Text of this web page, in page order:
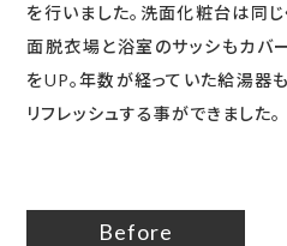
を行いました。洗面化粧台は同
面脱衣場と浴室のサッシもカバ
をUP。年数が経っていた給湯器
リフレッシュする事ができました。
Before